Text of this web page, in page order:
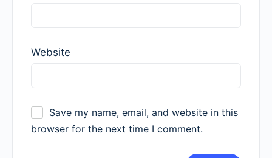
Website
Save my name, email, and website in this
browser for the next time I comment.